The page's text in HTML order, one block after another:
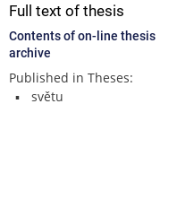
Full text of thesis
Contents of on-line thesis
archive
Published in Theses:
světu